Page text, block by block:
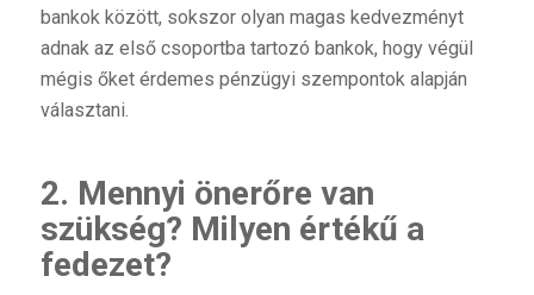
bankok között, sokszor olyan magas kedvezményt
adnak az első csoportba tartozó bankok, hogy végül
mégis őket érdemes pénzügyi szempontok alapján
választani.
2. Mennyi önerőre van
szükség? Milyen értékű a
fedezet?